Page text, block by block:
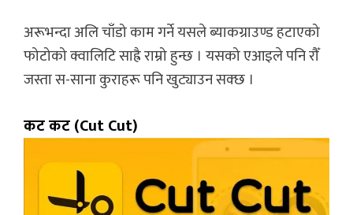
अरूभन्दा अलि चाँडो काम गर्ने यसले ब्याकग्राउण्ड हटाएको
फोटोको क्वालिटि साह्रै राम्रो हुन्छ । यसको एआइले पनि रौँ
जस्ता स-साना कुराहरू पनि खुट्याउन सक्छ ।
कट कट (Cut Cut)